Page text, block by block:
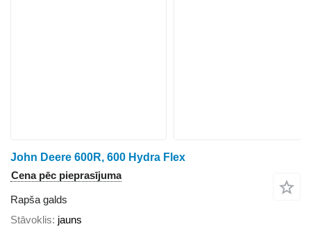
John Deere 600R, 600 Hydra Flex
Cena pēc pieprasījuma
Rapša galds
Stāvoklis jauns